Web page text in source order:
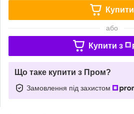
Купити
або
Купити з
Що таке купити з Пром?
Замовлення під захистом